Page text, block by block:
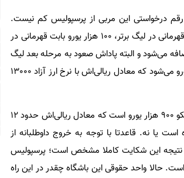
درخواستی این مربی از پرسپولیس کم نیست.
قرارداد برانکو برای فصل قبل 800 هزار یورو بوده که مبلغ 300هزار یورو بابت قهرمانی در لیگ برتر، 100 هزار یورو بابت قهرمانی در
بابت برد دربی به آن اضافه می‌شود و البته پاداش صعود به مرحله بعد لیگ
قهرمانان به او تعلق نمی‌گیرد؛ جمع این ارقام حدود یک میلیون و 400 هزار یورو می‌شود که معادل ریالی‌اش با نرخ ارز آزاد 13000
طبق قرارداد فصل جدید که پرسپولیس روی آن شکایت دارد، مبلغ قرارداد برانکو 900 هزار یورو است که معادل ریالی‌اش حدود 12
یا نه. قاعدتا با توجه به خروج داوطلبانه از
نتیجه این شکایت کاملا مشخص است؛ پرسپولیس
است. حالا واحد حقوقی این باشگاه چقدر در این راه